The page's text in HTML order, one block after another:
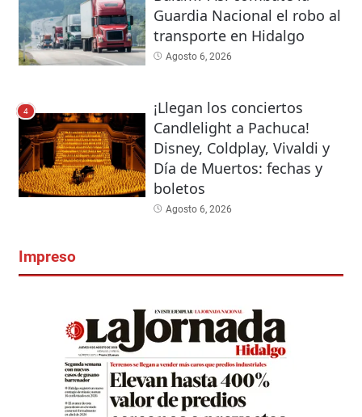
Guardia Nacional el robo al
transporte en Hidalgo
Agosto 6, 2026
4
¡Llegan los conciertos
Candlelight a Pachuca!
Disney, Coldplay, Vivaldi y
Día de Muertos: fechas y
boletos
Agosto 6, 2026
Impreso